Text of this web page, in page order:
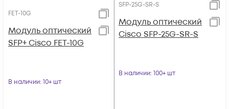
FET-10G
Модуль оптический
SFP+ Cisco FET-10G
В наличии: 10+ шт
SFP-25G-SR-S
Модуль оптический
Cisco SFP-25G-SR-S
В наличии: 100+ шт